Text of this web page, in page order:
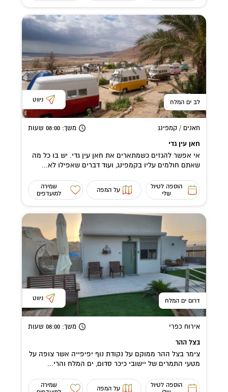
לב ים המלח ניווט
חאנים / קמפינג משך: 08:00 שעות
חאן עין גדי
אי אפשר להגזים כשמתארים את חאן עין גדי. יש בו כל מה
שאתם חולמים עליו בקמפינג, ועוד דברים שאפילו לא...
הוספה לטיול
שלי
על המפה
שמירה
למועדפים
דרום ים המלח ניווט
אירוח כפרי משך: 08:00 שעות
בצל ההר
צימר בצל ההר ממוקם על נקודת נוף יפיפייה אשר צופה על
מטעי התמרים של יישובי כיכר סדום, ים המלח והרי...
הוספה לטיול
על המפה
שמירה